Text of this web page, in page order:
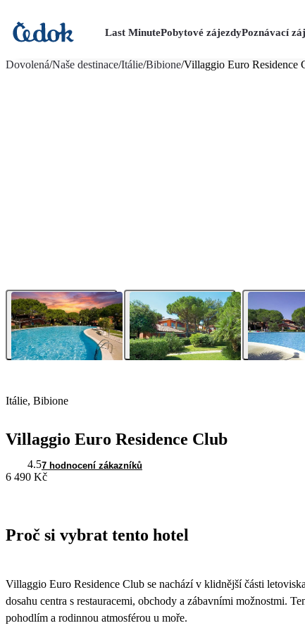
Last MinutePobytové zájezdyPoznávací
Dovolená/Naše destinace/Itálie/Bibione/Villaggio Euro Residence
Itálie, Bibione
Villaggio Euro Residence Club
4.57 hodnocení zákazníků
6 490 Kč
Proč si vybrat tento hotel
Villaggio Euro Residence Club se nachází v klidnější části
dosahu centra s restauracemi, obchody a zábavními možnostmi.
pohodlím a rodinnou atmosférou u moře.